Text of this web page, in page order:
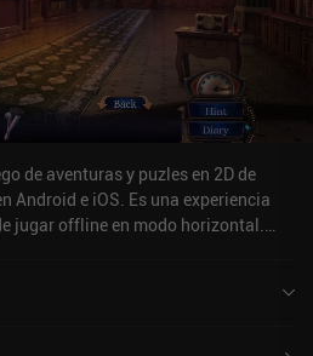
de aventuras y puzles en 2D de
Android e iOS. Es una experiencia
jugar offline en modo horizontal.